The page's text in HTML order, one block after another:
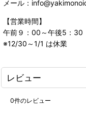
メール：
【営業時間】
午前９：00～午後5：30
※12/30～1/1 は休業
レビュー
0件のレビュー